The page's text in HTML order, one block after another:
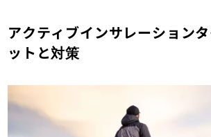
アクティブインサレーション
ットと対策